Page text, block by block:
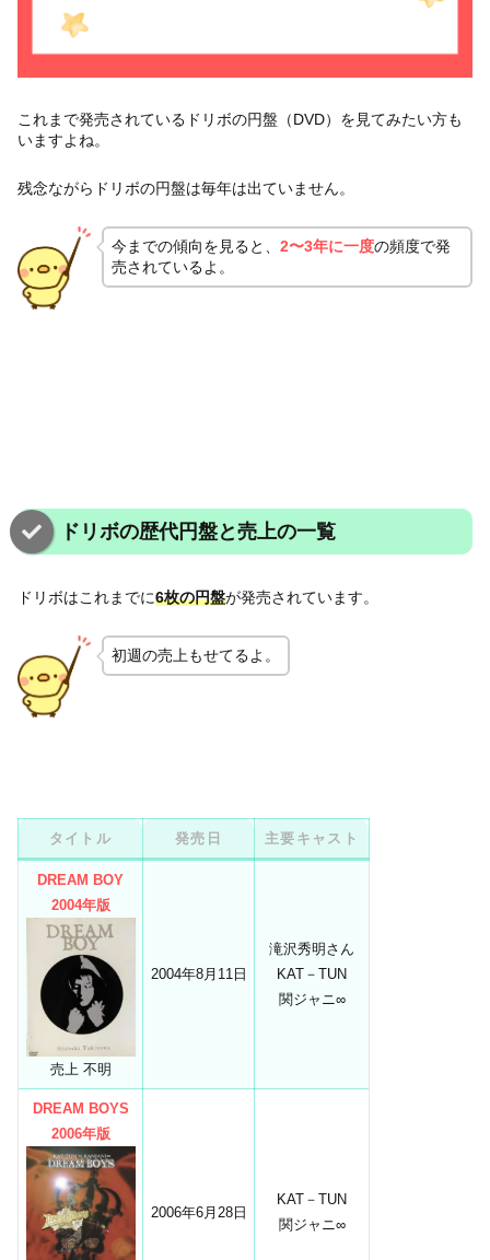
これまで発売されているドリボの円盤（DVD）を見てみたい方も
いますよね。
残念ながらドリボの円盤は毎年は出ていません。
今までの傾向を見ると、 2〜3年に一度の頻度で発
売されているよ。
ドリボの歴代円盤と売上の一覧
ドリボはこれまでに6枚の円盤が発売されています。
初週の売上もせてるよ。
タイトル 発売日 主要キャスト
DREAM BOY
2004年版
売上 不明
2004年8月11日
滝沢秀明さん
KAT－TUN
関ジャニ∞
DREAM BOYS
2006年版
2006年6月28日
KAT－TUN
関ジャニ∞